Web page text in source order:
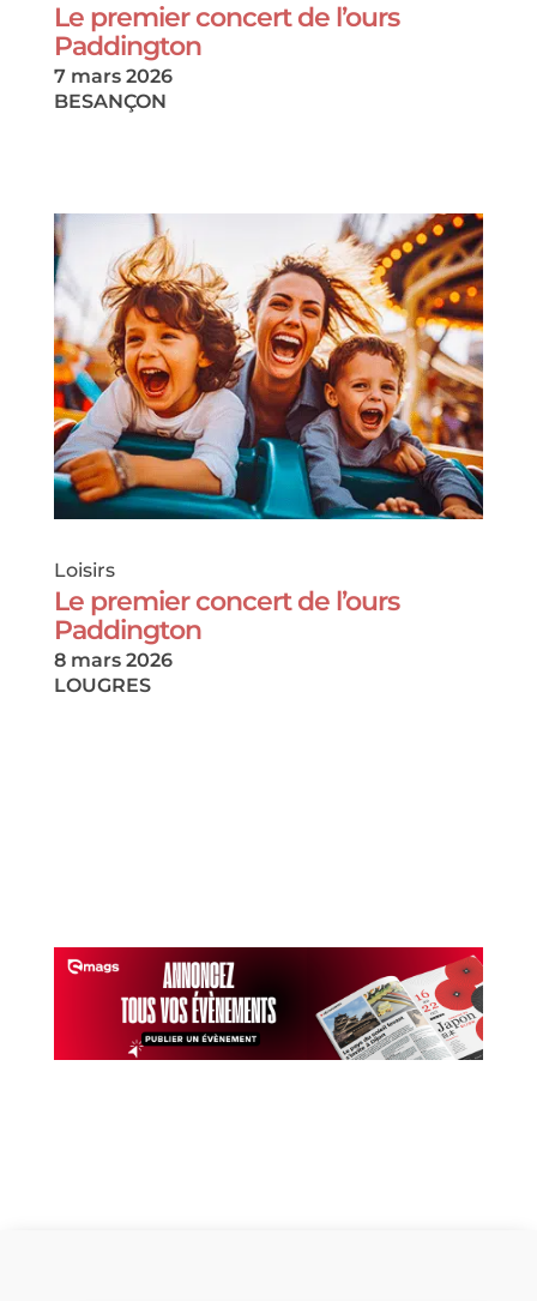
Le premier concert de l’ours
Paddington
7 mars 2026
BESANÇON
Loisirs
Le premier concert de l’ours
Paddington
8 mars 2026
LOUGRES